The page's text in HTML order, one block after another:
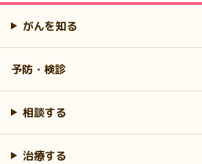
がんを知る
予防・検診
相談する
治療する